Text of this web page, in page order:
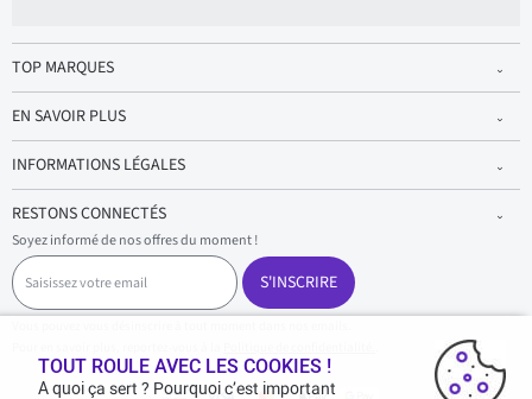
TOP MARQUES
EN SAVOIR PLUS
INFORMATIONS LÉGALES
RESTONS CONNECTÉS
Soyez informé de nos offres du moment !
S
a
i
s
S'INSCRIRE
TOUT ROULE AVEC LES COOKIES !
A quoi ça sert ? Pourquoi c’est important